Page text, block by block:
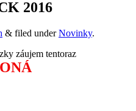
2016
& filed underNovinky.
záujem tentoraz